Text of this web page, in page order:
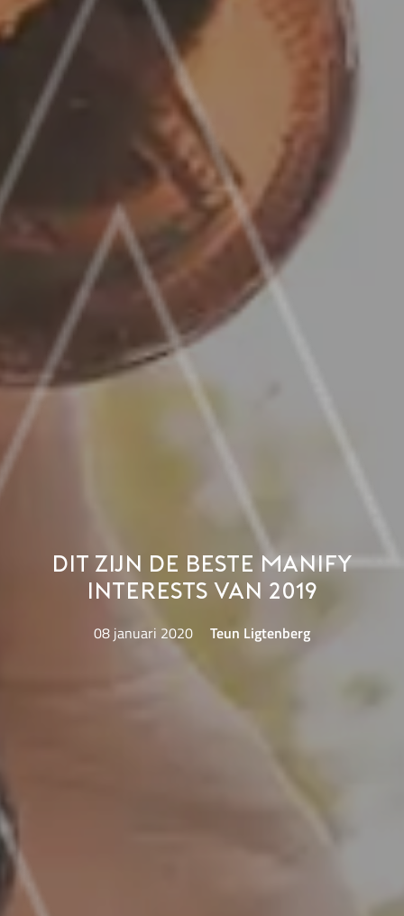
Dit zijn de beste Manify
Interests van 2019
08 januari 2020 Teun Ligtenberg